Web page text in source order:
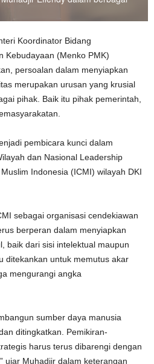
Koordinator Bidang
Kebudayaan (Menko PMK)
persoalan dalam menyiapkan
merupakan urusan yang krusial
pihak. Baik itu pihak pemerintah,
pembicara kunci dalam
dan Nasional Leadership
Indonesia (ICMI) wilayah DKI
sebagai organisasi cendekiawan
berperan dalam menyiapkan
baik dari sisi intelektual maupun
ditekankan untuk memutus akar
mengurangi angka
sumber daya manusia
ditingkatkan. Pemikiran-
harus terus dibarengi dengan
ujar Muhadjir dalam keterangan